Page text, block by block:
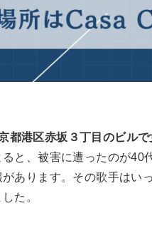
都港区赤坂３丁目のビル
と、被害に遭ったのが40
あります。その歌手はい
た。